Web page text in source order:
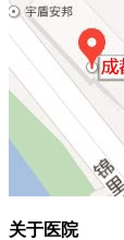
关于医院